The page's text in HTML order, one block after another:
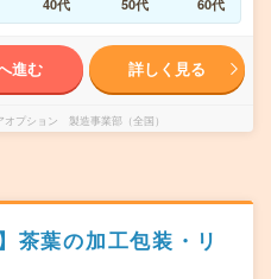
40代 50代 60代
進む 詳しく見る
オプション 製造事業部（全国）
茶葉の加工包装・リ